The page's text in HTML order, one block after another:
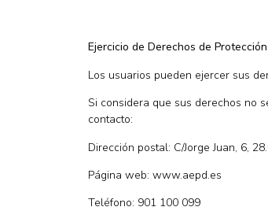
Ejercicio de Derechos de
Los usuarios pueden ejercer sus
Si considera que sus derechos no
contacto:
Dirección postal: C/Jorge Juan, 6,
Página web: www.aepd.es
Teléfono: 901 100 099